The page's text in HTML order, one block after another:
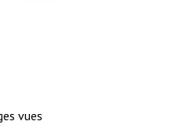
vues